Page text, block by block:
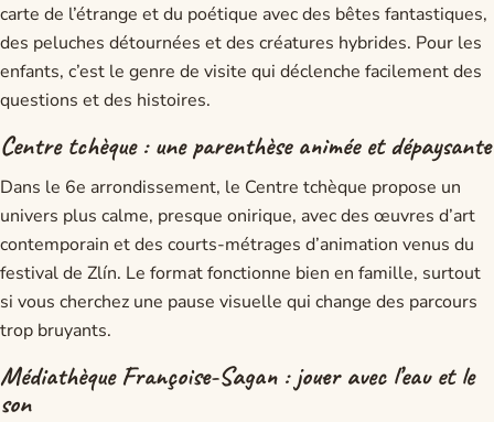
carte de l’étrange et du poétique avec des bêtes fantastiques,
des peluches détournées et des créatures hybrides. Pour les
enfants, c’est le genre de visite qui déclenche facilement des
questions et des histoires.
Centre tchèque : une parenthèse animée et dépaysante
Dans le 6e arrondissement, le Centre tchèque propose un
univers plus calme, presque onirique, avec des œuvres d’art
contemporain et des courts-métrages d’animation venus du
festival de Zlín. Le format fonctionne bien en famille, surtout
si vous cherchez une pause visuelle qui change des parcours
trop bruyants.
Médiathèque Françoise-Sagan : jouer avec l’eau et le
son